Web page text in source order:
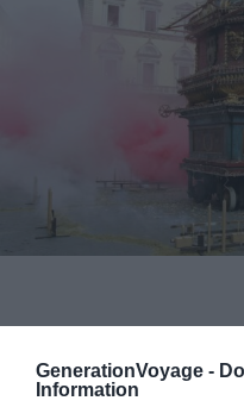
GenerationVoyage -
Information
Pourquoi nous l’avons
est une célébration qui
Croisades. A cette